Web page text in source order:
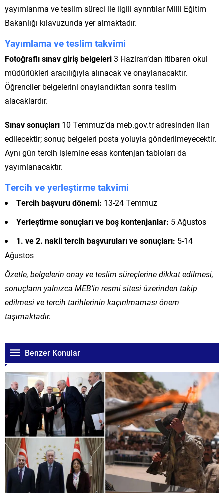
yayımlanma ve teslim süreci ile ilgili ayrıntılar Milli Eğitim
Bakanlığı kılavuzunda yer almaktadır.
Yayımlama ve teslim takvimi
Fotoğraflı sınav giriş belgeleri3 Haziran’dan itibaren okul
müdürlükleri aracılığıyla alınacak ve onaylanacaktır.
Öğrenciler belgelerini onaylandıktan sonra teslim
alacaklardır.
Sınav sonuçları 10 Temmuz’da meb.gov.tr adresinden ilan
edilecektir; sonuç belgeleri posta yoluyla gönderilmeyecektir.
Aynı gün tercih işlemine esas kontenjan tabloları da
yayımlanacaktır.
Tercih ve yerleştirme takvimi
Tercih başvuru dönemi: 13-24 Temmuz
Yerleştirme sonuçları ve boş kontenjanlar: 5 Ağustos
1. ve 2. nakil tercih başvuruları ve sonuçları: 5-14
Ağustos
Özetle, belgelerin onay ve teslim süreçlerine dikkat edilmesi,
sonuçların yalnızca MEB’in resmi sitesi üzerinden takip
edilmesi ve tercih tarihlerinin kaçırılmaması önem
taşımaktadır.
Benzer Konular